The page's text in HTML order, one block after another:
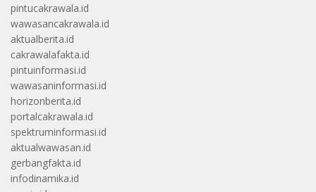
pintucakrawala.id
wawasancakrawala.id
aktualberita.id
cakrawalafakta.id
pintuinformasi.id
wawasaninformasi.id
horizonberita.id
portalcakrawala.id
spektruminformasi.id
aktualwawasan.id
gerbangfakta.id
infodinamika.id